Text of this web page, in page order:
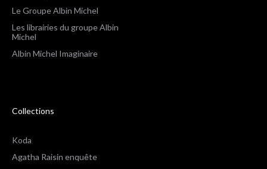
Le Groupe Albin Michel
Les librairies du groupe Albin
Michel
Albin Michel Imaginaire
Collections
Koda
Agatha Raisin enquête